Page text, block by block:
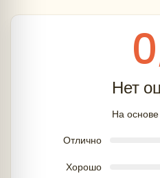
заменить пункты
при условии
информирования
0
Нет
На основе
Отлично
Хорошо